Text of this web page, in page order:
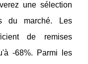
une sélection
du marché. Les
de remises
-68%. Parmi les